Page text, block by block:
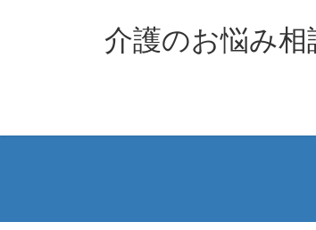
ス
ン
介護のお悩み